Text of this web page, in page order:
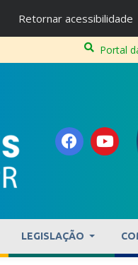
Retornar acessibilidade
Portal
LEGISLAÇÃO